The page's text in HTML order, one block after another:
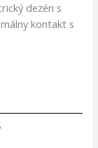
dezén s
kontakt s